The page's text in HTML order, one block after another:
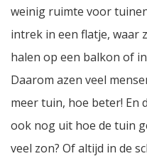
weinig ruimte voor
intrek in een flatje, waar
halen op een balkon of
Daarom azen veel
meer tuin, hoe beter! En
ook nog uit hoe de tuin
veel zon? Of altijd in de